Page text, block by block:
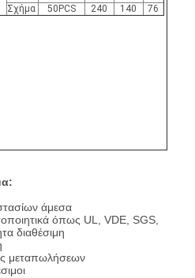
Σχήμα
50PCS 240 140 76
άμεσα
όπως UL, VDE, SGS,
διαθέσιμη
μεταπωλήσεων